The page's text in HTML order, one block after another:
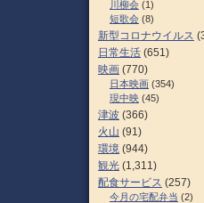
川柳会 (1)
短歌会 (8)
新型コロナウイルス
日常生活 (651)
映画 (770)
日本映画 (354)
現中映 (45)
津波 (366)
火山 (91)
環境 (944)
観光 (1,311)
配食サービス (257)
今月の宅配弁当 (2)